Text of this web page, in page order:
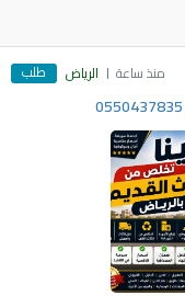
منذ ساعة الرياض طلب